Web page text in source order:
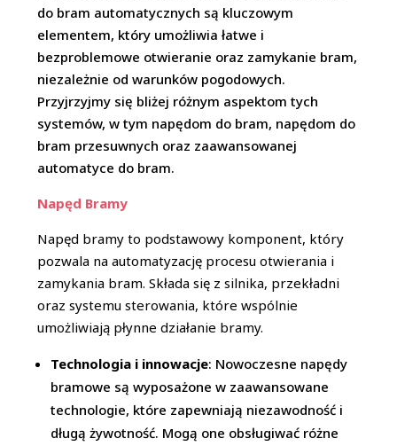
do bram automatycznych są kluczowym
elementem, który umożliwia łatwe i
bezproblemowe otwieranie oraz zamykanie bram,
niezależnie od warunków pogodowych.
Przyjrzyjmy się bliżej różnym aspektom tych
systemów, w tym napędom do bram, napędom do
bram przesuwnych oraz zaawansowanej
automatyce do bram.
Napęd Bramy
Napęd bramy to podstawowy komponent, który
pozwala na automatyzację procesu otwierania i
zamykania bram. Składa się z silnika, przekładni
oraz systemu sterowania, które wspólnie
umożliwiają płynne działanie bramy.
Technologia i innowacje: Nowoczesne napędy
bramowe są wyposażone w zaawansowane
technologie, które zapewniają niezawodność i
długą żywotność. Mogą one obsługiwać różne